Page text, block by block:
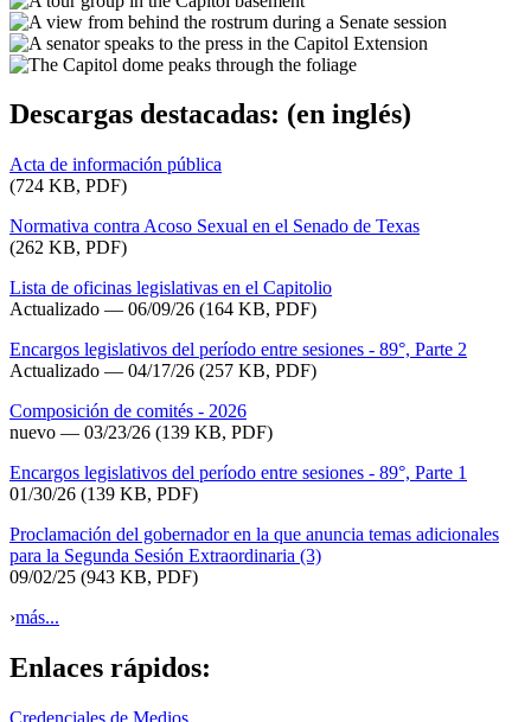
Descargas destacadas: (en inglés)
Acta de información pública
(724 KB, PDF)
Normativa contra Acoso Sexual en el Senado de Texas
(262 KB, PDF)
Lista de oficinas legislativas en el Capitolio
Actualizado — 06/09/26 (164 KB, PDF)
Encargos legislativos del período entre sesiones - 89°, Parte 2
Actualizado — 04/17/26 (257 KB, PDF)
Composición de comités - 2026
nuevo — 03/23/26 (139 KB, PDF)
Encargos legislativos del período entre sesiones - 89°, Parte 1
01/30/26 (139 KB, PDF)
Proclamación del gobernador en la que anuncia temas adicionales
para la Segunda Sesión Extraordinaria (3)
09/02/25 (943 KB, PDF)
›más...
Enlaces rápidos: